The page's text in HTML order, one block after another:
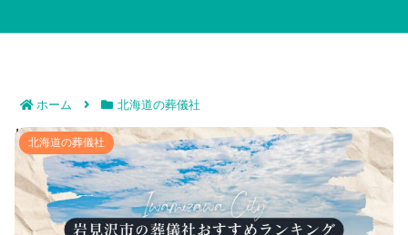
ホーム 北海道の葬儀社
岩見沢市の葬儀社おすすめランキングTOP12｜お葬式の
評判が良い北海道の式場
北海道の葬儀社